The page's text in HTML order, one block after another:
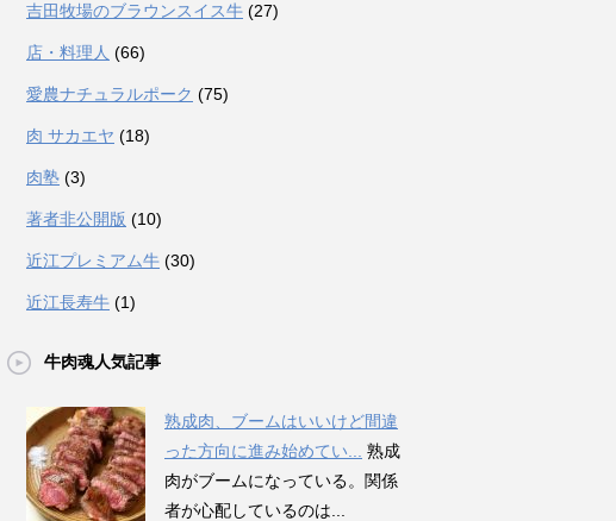
吉田牧場のブラウンスイス牛 (27)
店・料理人 (66)
愛農ナチュラルポーク (75)
肉 サカエヤ (18)
肉塾 (3)
著者非公開版 (10)
近江プレミアム牛 (30)
近江長寿牛 (1)
牛肉魂人気記事
熟成肉、ブームはいいけど間違
った方向に進み始めてい...
熟成
肉がブームになっている。関係
者が心配しているのは...